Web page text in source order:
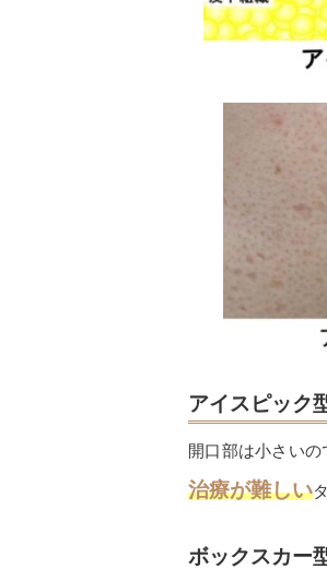
アイスピック
開口部は小さい
治療が難しい
ボックスカー